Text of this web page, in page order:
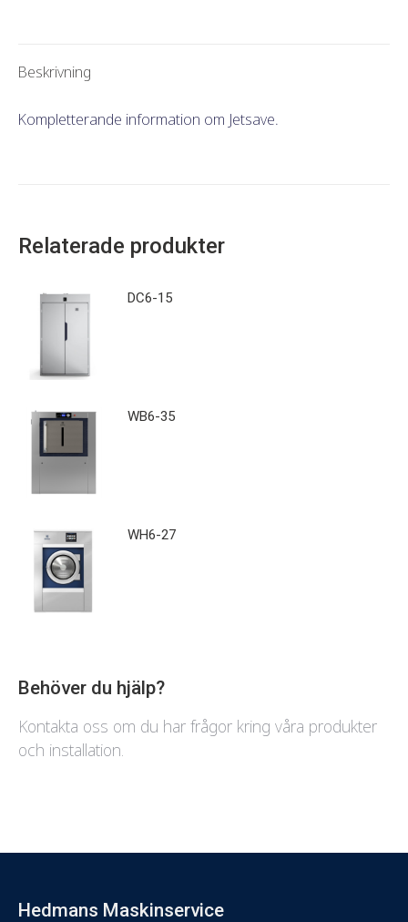
Beskrivning
Kompletterande information om Jetsave.
Relaterade produkter
DC6-15
WB6-35
WH6-27
Behöver du hjälp?
Kontakta oss om du har frågor kring våra produkter
och installation.
Hedmans Maskinservice